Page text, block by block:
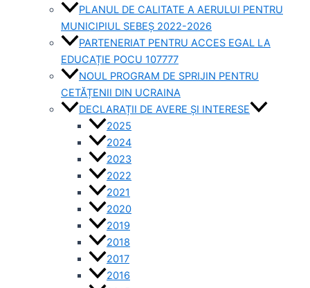
PLANUL DE CALITATE A AERULUI PENTRU
MUNICIPIUL SEBEȘ 2022-2026
PARTENERIAT PENTRU ACCES EGAL LA
EDUCAȚIE POCU 107777
NOUL PROGRAM DE SPRIJIN PENTRU
CETĂȚENII DIN UCRAINA
DECLARAȚII DE AVERE ȘI INTERESE
2025
2024
2023
2022
2021
2020
2019
2018
2017
2016